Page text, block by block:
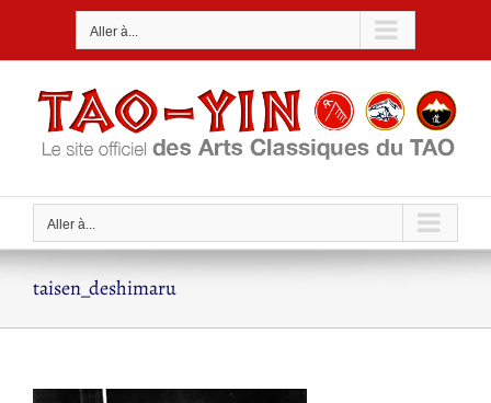
Aller à...
Aller à...
taisen_deshimaru